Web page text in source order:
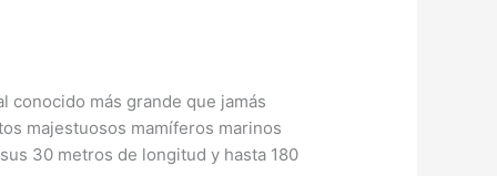
conocido más grande que jamás
majestuosos mamíferos marinos
30 metros de longitud y hasta 180